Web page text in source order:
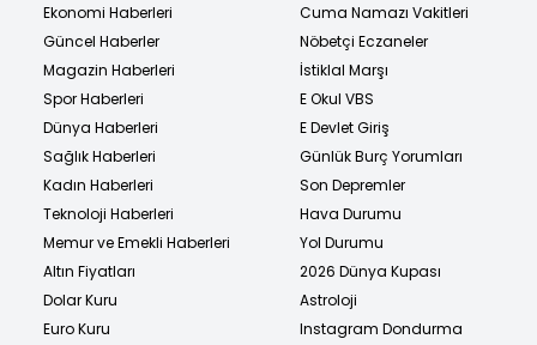
Ekonomi Haberleri
Güncel Haberler
Magazin Haberleri
Spor Haberleri
Dünya Haberleri
Sağlık Haberleri
Kadın Haberleri
Teknoloji Haberleri
Memur ve Emekli Haberleri
Altın Fiyatları
Dolar Kuru
Euro Kuru
Cuma Namazı Vakitleri
Nöbetçi Eczaneler
İstiklal Marşı
E Okul VBS
E Devlet Giriş
Günlük Burç Yorumları
Son Depremler
Hava Durumu
Yol Durumu
2026 Dünya Kupası
Astroloji
Instagram Dondurma